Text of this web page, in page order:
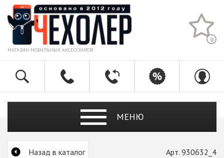
МАГАЗИН МОБИЛЬНЫХ АКСЕССУАРОВ
0
МЕНЮ
Назад в каталог Арт. 930632_4